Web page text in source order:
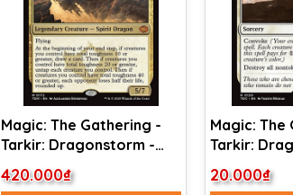
Magic: The Gathering -
Tarkir: Dragonstorm -
Betor, Kin to All (172) Foil
420.000₫
Magic: The
Tarkir:
Reckoning
20.000₫